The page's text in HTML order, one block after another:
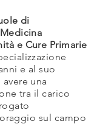
di
e Cure Primarie
e al suo
una
tra il carico
sul campo